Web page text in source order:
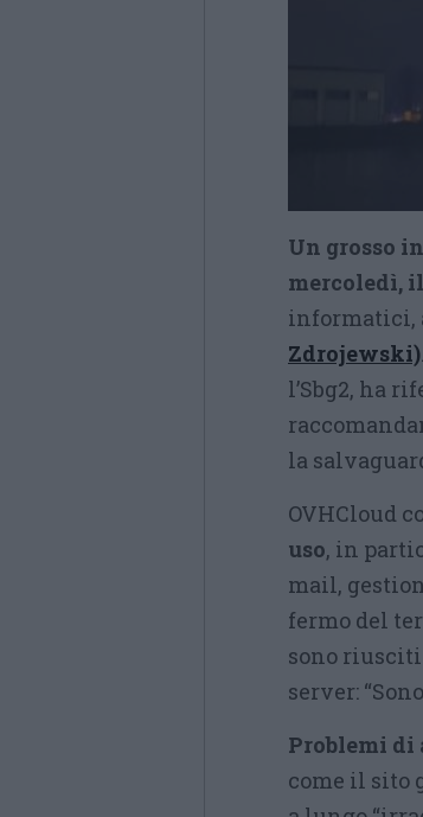
Un grosso
mercoledì,
informatici,
Zdrojewski).
l’Sbg2, ha
la
OVHCloud
uso, in
mail,
fermo del
sono riusciti
server:
Problemi di
come il sito